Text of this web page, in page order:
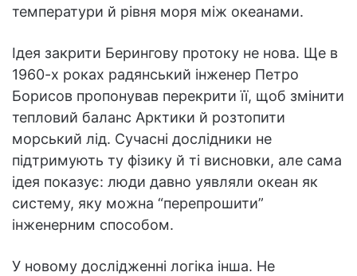
температури й рівня моря між океанами.
Ідея закрити Берингову протоку не нова. Ще в
1960-х роках радянський інженер Петро
Борисов пропонував перекрити її, щоб змінити
тепловий баланс Арктики й розтопити
морський лід. Сучасні дослідники не
підтримують ту фізику й ті висновки, але сама
ідея показує: люди давно уявляли океан як
систему, яку можна “перепрошити”
інженерним способом.
У новому дослідженні логіка інша. Не